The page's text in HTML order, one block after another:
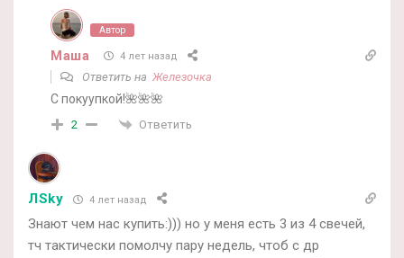
Автор
Маша 4 лет назад
Ответить на Железочка
С покуупкой!🌺🌺🌺
2 Ответить
ЛSky 4 лет назад
Знают чем нас купить:))) но у меня есть 3 из 4 свечей,
тч тактически помолчу пару недель, чтоб с др